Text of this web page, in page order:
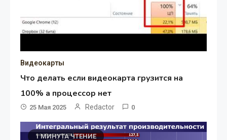
Видеокарты
Что делать если видеокарта грузится на
100% а процессор нет
25 Мая 2025 Redactor 0
1 МИНУТА ЧТЕНИЕ